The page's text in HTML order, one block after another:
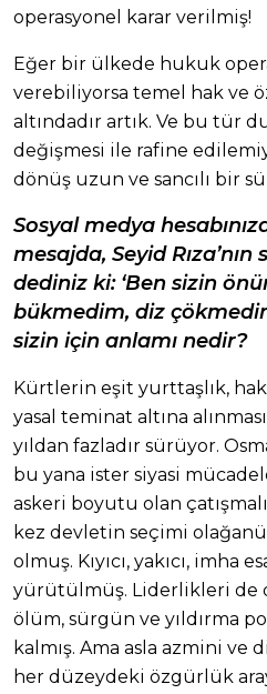
operasyonel karar verilmiş!
Eğer bir ülkede hukuk
verebiliyorsa temel hak ve
altındadır artık. Ve bu tür
değişmesi ile rafine
dönüş uzun ve sancılı bir
Sosyal medya
mesajda, Seyid
dediniz ki: ‘Ben sizin
bükmedim, diz
sizin için anlamı nedir?
Kürtlerin eşit yurttaşlık,
yasal teminat altına
yıldan fazladır sürüyor.
bu yana ister siyasi
askeri boyutu olan
kez devletin seçimi
olmuş. Kıyıcı, yakıcı, imha
yürütülmüş. Liderlikleri de
ölüm, sürgün ve yıldırma
kalmış. Ama asla azmini
her düzeydeki özgürlük